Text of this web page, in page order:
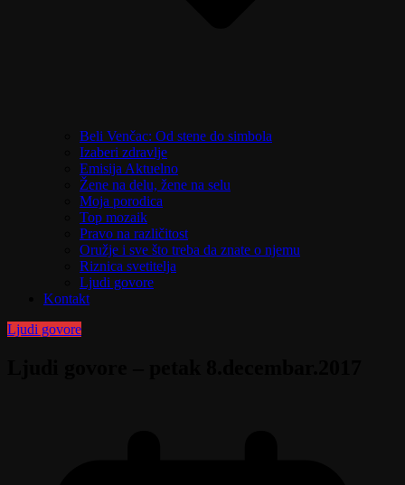
Beli Venčac: Od stene do simbola
Izaberi zdravlje
Emisija Aktuelno
Žene na delu, žene na selu
Moja porodica
Top mozaik
Pravo na različitost
Oružje i sve što treba da znate o njemu
Riznica svetitelja
Ljudi govore
Kontakt
Ljudi govore